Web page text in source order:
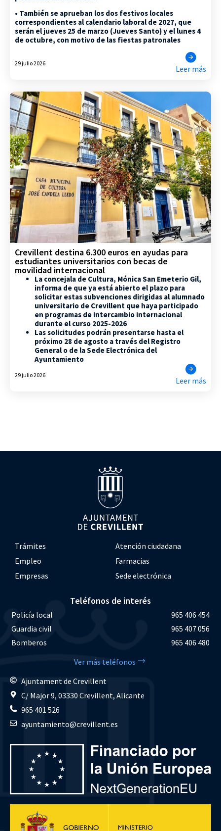
• También se aprueban los dos festivos locales
correspondientes al calendario laboral de 2027, que
serán el jueves 25 de marzo (Jueves Santo) y el lunes 4
de octubre, con motivo de las fiestas patronales
29 julio 2026
Leer más
Crevillent destina 6.300 euros en ayudas para
estudiantes universitarios con becas de
movilidad internacional
La concejala de Cultura, Mónica San Emeterio Gil,
informa de que ya está abierto el plazo para
solicitar estas subvenciones dirigidas al alumnado
universitario de Crevillent que haya participado
en programas de intercambio internacional
durante el curso 2025-2026
Las solicitudes podrán presentarse hasta el
próximo 28 de agosto a través del Registro
General o de la Sede Electrónica del
Ayuntamiento
29 julio 2026
Leer más
Trámites
Atención ciudadana
Empleo
Farmacias
Empresas
Sede electrónica
Teléfonos de interés
Policía local
965 406 454
Guardia civil
965 407 056
Bomberos
965 406 480
Ver más teléfonos
Ajuntament de Crevillent
C/ Major 9, 03330 Crevillent, Alicante
965 401 526
ayuntamiento@crevillent.es